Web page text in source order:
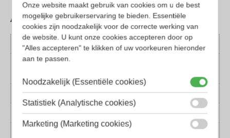
Aanvullende informatie
Kleur montuur
Groen, Zilver
Montuur
Lens materiaal
Kunststof
Geschikt voor
Dames, Heren, Tiener
Onze website maakt gebruik van cookies om u de best
mogelijke gebruikerservaring te bieden. Essentiële
cookies zijn noodzakelijk voor de correcte werking van
de website. U kunt onze cookies accepteren door op
"Alles accepteren" te klikken of uw voorkeuren hieronder
aan te passen.
Noodzakelijk (Essentiële cookies)
Statistiek (Analytische cookies)
Marketing (Marketing cookies)